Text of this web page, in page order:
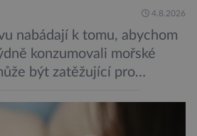
4.8.2026
nabádají k tomu, abychom
konzumovali mořské
být zatěžující pro
staly konzervované
dovolit opravdu každý